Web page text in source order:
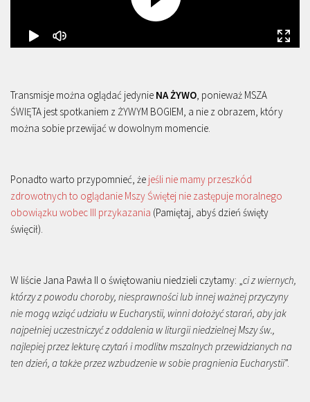
Transmisje można oglądać jedynie NA ŻYWO , ponieważ MSZA
ŚWIĘTA jest spotkaniem z ŻYWYM BOGIEM, a nie z obrazem, który
można sobie przewijać w dowolnym momencie.
Ponadto warto przypomnieć, że jeśli nie mamy przeszkód
zdrowotnych to oglądanie Mszy Świętej nie zastępuje moralnego
obowiązku wobec III przykazania (Pamiętaj, abyś dzień święty
święcił).
W liście Jana Pawła II o świętowaniu niedzieli czytamy: „ ci z wiernych,
którzy z powodu choroby, niesprawności lub innej ważnej przyczyny
nie mogą wziąć udziału w Eucharystii, winni dołożyć starań, aby jak
najpełniej uczestniczyć z oddalenia w liturgii niedzielnej Mszy św.,
najlepiej przez lekturę czytań i modlitw mszalnych przewidzianych na
ten dzień, a także przez wzbudzenie w sobie pragnienia Eucharystii”.